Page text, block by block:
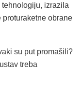
tehnologiju, izrazila
obrane
su put promašili?
treba